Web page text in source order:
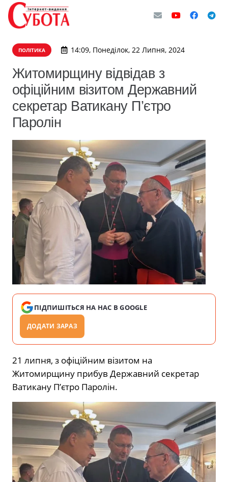
ПОЛІТИКА 14:09, Понеділок, 22 Липня, 2024
Житомирщину відвідав з
офіційним візитом Державний
секретар Ватикану П’єтро
Паролін
ПІДПИШІТЬСЯ НА НАС В GOOGLE
ДОДАТИ ЗАРАЗ
21 липня, з офіційним візитом на
Житомирщину прибув Державний секретар
Ватикану П’єтро Паролін.